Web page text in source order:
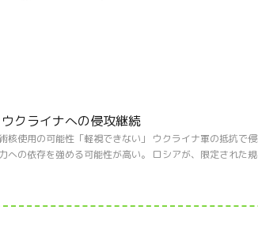
クライナへの侵攻継続
核使用の可能性「軽視できない」 ウクライナ軍の抵抗で
への依存を強める可能性が高い。 ロシアが、限定された